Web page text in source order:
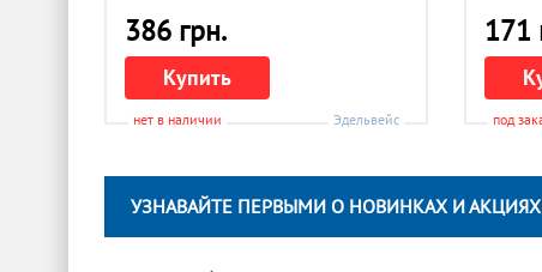
386 грн.
Купить
нет в наличии Эдельвейс
171
под
УЗНАВАЙТЕ ПЕРВЫМИ О НОВИНКАХ И